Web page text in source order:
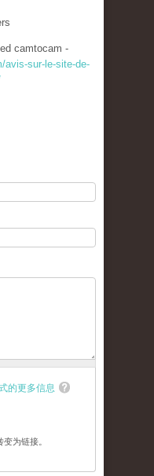
camtocam -
avis-sur-le-site-de-
的更多信息
为链接。